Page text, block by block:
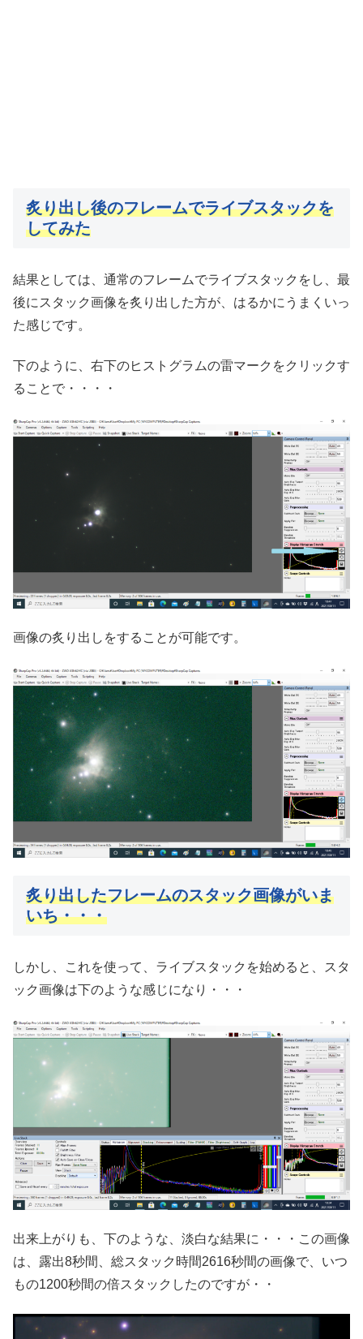
炙り出し後のフレームでライブスタックを
してみた
結果としては、通常のフレームでライブスタックをし、最
後にスタック画像を炙り出した方が、はるかにうまくいっ
た感じです。
下のように、右下のヒストグラムの雷マークをクリックす
ることで・・・・
画像の炙り出しをすることが可能です。
炙り出したフレームのスタック画像がいま
いち・・・
しかし、これを使って、ライブスタックを始めると、スタ
ック画像は下のような感じになり・・・
出来上がりも、下のような、淡白な結果に・・・この画像
は、露出8秒間、総スタック時間2616秒間の画像で、いつ
もの1200秒間の倍スタックしたのですが・・